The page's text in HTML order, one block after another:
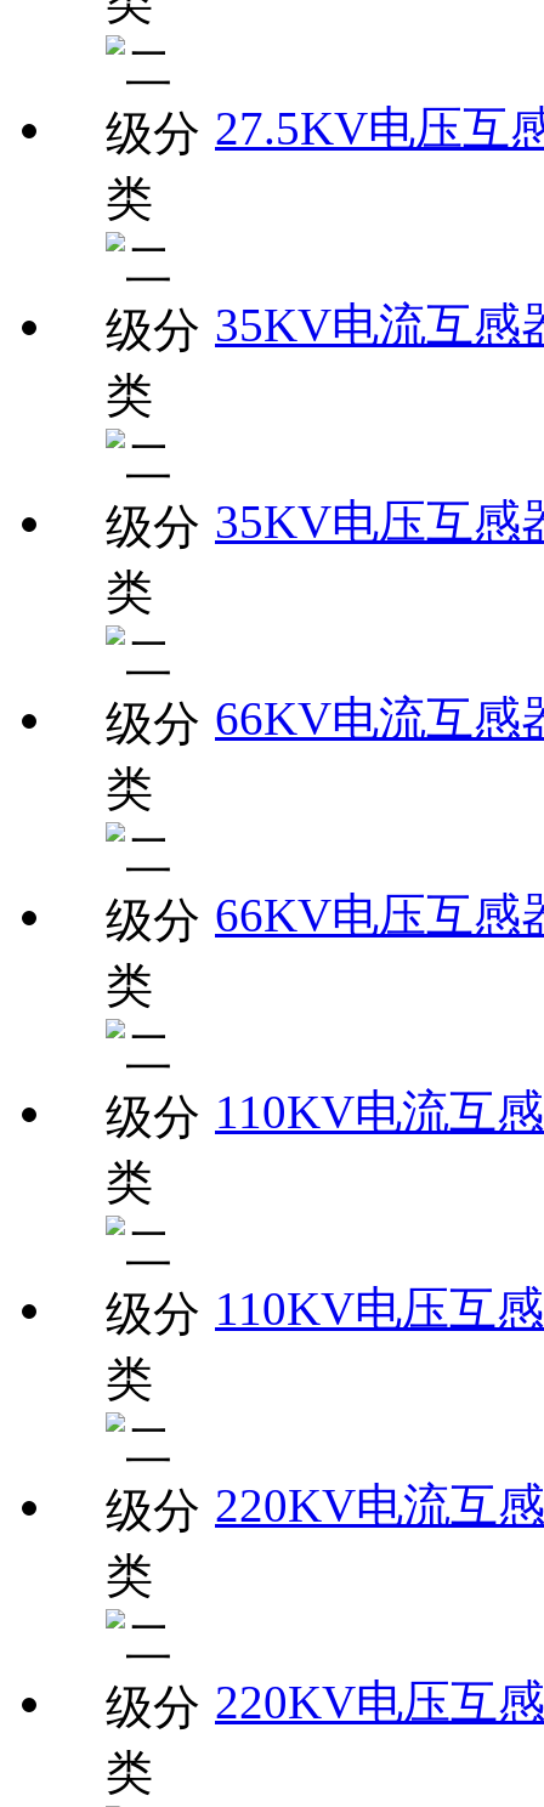
27.5KV电压互
35KV电流互感
35KV电压互感
66KV电流互感
66KV电压互感
110KV电流互
110KV电压互
220KV电流互
220KV电压互